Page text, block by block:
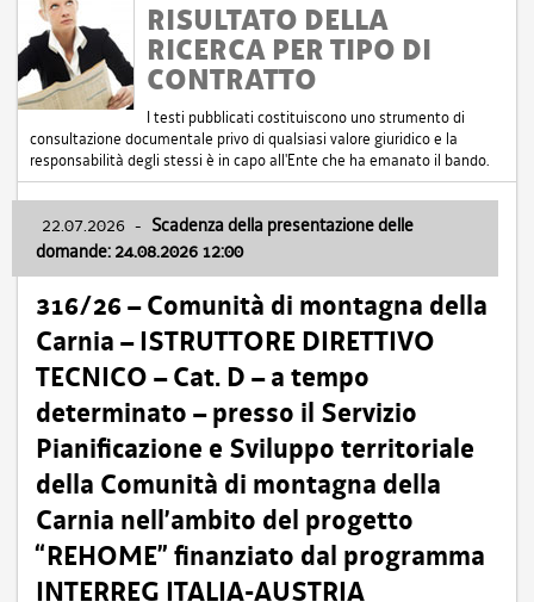
RISULTATO DELLA
RICERCA PER TIPO DI
CONTRATTO
I testi pubblicati costituiscono uno strumento di
consultazione documentale privo di qualsiasi valore giuridico e la
responsabilità degli stessi è in capo all'Ente che ha emanato il bando.
22.07.2026 - Scadenza della presentazione delle
domande: 24.08.2026 12:00
316/26 – Comunità di montagna della
Carnia – ISTRUTTORE DIRETTIVO
TECNICO – Cat. D – a tempo
determinato – presso il Servizio
Pianificazione e Sviluppo territoriale
della Comunità di montagna della
Carnia nell’ambito del progetto
“REHOME” finanziato dal programma
INTERREG ITALIA-AUSTRIA